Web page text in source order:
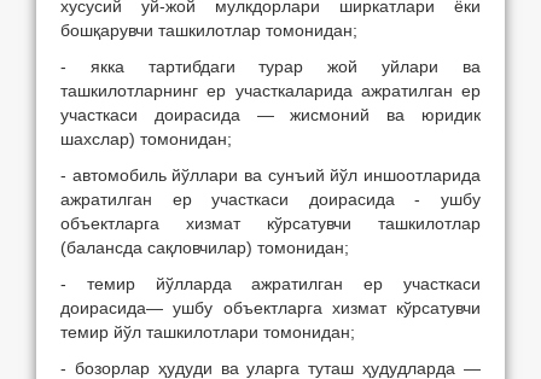
хусусий уй-жой мулкдорлари ширкатлари ёки
бошқарувчи ташкилотлар томонидан;
- якка тартибдаги турар жой уйлари ва
ташкилотларнинг ер участкаларида ажратилган ер
участкаси доирасида — жисмоний ва юридик
шахслар) томонидан;
- автомобиль йўллари ва сунъий йўл иншоотларида
ажратилган ер участкаси доирасида - ушбу
объектларга хизмат кўрсатувчи ташкилотлар
(балансда сақловчилар) томонидан;
- темир йўлларда ажратилган ер участкаси
доирасида— ушбу объектларга хизмат кўрсатувчи
темир йўл ташкилотлари томонидан;
- бозорлар ҳудуди ва уларга туташ ҳудудларда —